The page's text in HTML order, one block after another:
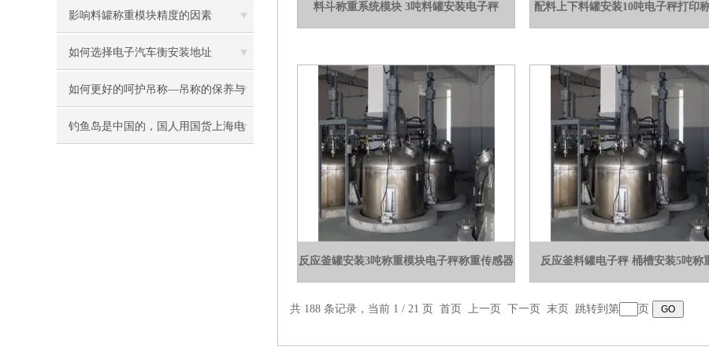
影响料罐称重模块精度的因素
如何选择电子汽车衡安装地址
如何更好的呵护吊称—吊称的保养与
维护
钓鱼岛是中国的，国人用国货上海电
料斗称重系统模块 3吨料罐安装电子秤 配料上下料罐安装10吨电子秤打印
反应釜罐安装3吨称重模块电子秤称重传感器 反应釜料罐电子秤 桶槽安装5吨称
共 188 条记录，当前 1 / 21 页 首页 上一页 下一页 末页 跳转到第 页